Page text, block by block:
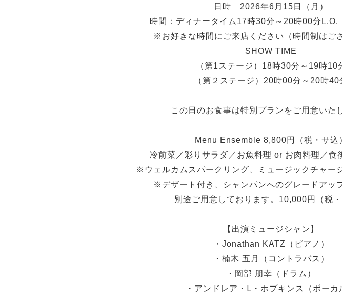
日時 2026年6月15日（月）
時間：ディナータイム17時30分～20時00分L.O.
※お好きな時間にご来店ください（時間制はご
SHOW TIME
（第1ステージ）18時30分～19時10
（第２ステージ）20時00分～20時40
この日のお食事は特別プランをご用意いた
Menu Ensemble 8,800円（税・サ込
冷前菜／彩りサラダ／お魚料理 or お肉料理／食
※ウェルカムスパークリング、ミュージックチャー
※デザート付き、シャンパンへのグレードアッ
別途ご用意しております。10,000円（税・
【出演ミュージシャン】
・Jonathan KATZ（ピアノ）
・楠木 五月（コントラバス）
・岡部 朋幸（ドラム）
・アンドレア・L・ホプキンス（ボーカ